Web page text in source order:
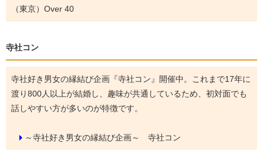
（東京）Over 40
寺社コン
寺社好き男女の縁結び企画『寺社コン』開催中。これまで17年に
渡り800人以上が結婚し、趣味が共通しているため、初対面でも
話しやすい方が多いのが特徴です。
～寺社好き男女の縁結び企画～ 寺社コン